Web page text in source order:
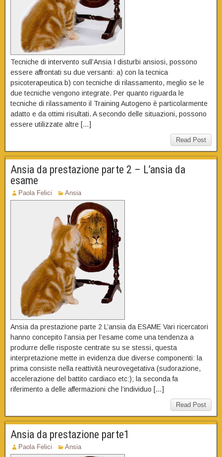
Tecniche di intervento sull’Ansia I disturbi ansiosi, possono
essere affrontati su due versanti: a) con la tecnica
psicoterapeutica b) con tecniche di rilassamento, meglio se le
due tecniche vengono integrate. Per quanto riguarda le
tecniche di rilassamento il Training Autogeno è particolarmente
adatto e da ottimi risultati. A secondo delle situazioni, possono
essere utilizzate altre […]
Read Post
Ansia da prestazione parte 2 – L’ansia da
esame
Paola Felici Ansia
Ansia da prestazione parte 2 L’ansia da ESAME Vari ricercatori
hanno concepito l’ansia per l’esame come una tendenza a
produrre delle risposte centrate su se stessi, questa
interpretazione mette in evidenza due diverse componenti: la
prima consiste nella reattività neurovegetativa (sudorazione,
accelerazione del battito cardiaco etc:); la seconda fa
riferimento a delle affermazioni che l’individuo […]
Read Post
Ansia da prestazione parte1
Paola Felici Ansia